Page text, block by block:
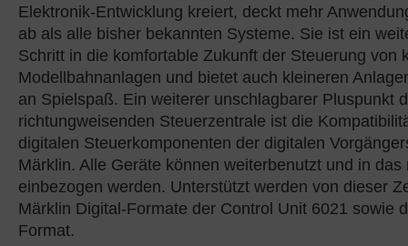
Elektronik-Entwicklung kreiert, deckt mehr
ab als alle bisher bekannten Systeme. Sie ist ein
Schritt in die komfortable Zukunft der Steuerung von
Modellbahnanlagen und bietet auch kleineren
an Spielspaß. Ein weiterer unschlagbarer Pluspunkt
richtungweisenden Steuerzentrale ist die
digitalen Steuerkomponenten der digitalen
Märklin. Alle Geräte können weiterbenutzt und in das
einbezogen werden. Unterstützt werden von dieser
Märklin Digital-Formate der Control Unit 6021 sowie
Format.